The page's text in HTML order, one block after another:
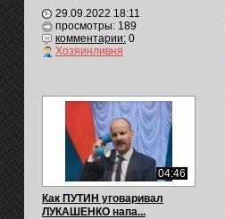
29.09.2022 18:11
просмотры: 189
комментарии:0
Хозяинливня
04:46
Как ПУТИН уговаривал
ЛУКАШЕНКО напа...